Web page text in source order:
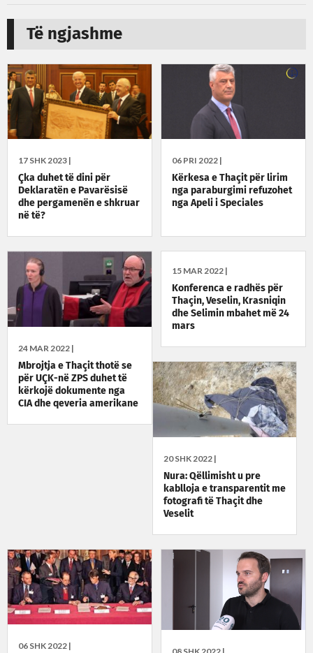
Të ngjashme
17 SHK 2023 |
Çka duhet të dini për
Deklaratën e Pavarësisë
dhe pergamenën e shkruar
në të?
06 PRI 2022 |
Kërkesa e Thaçit për lirim
nga paraburgimi refuzohet
nga Apeli i Speciales
24 MAR 2022 |
Mbrojtja e Thaçit thotë se
për UÇK-në ZPS duhet të
kërkojë dokumente nga
CIA dhe qeveria amerikane
15 MAR 2022 |
Konferenca e radhës për
Thaçin, Veselin, Krasniqin
dhe Selimin mbahet më 24
mars
20 SHK 2022 |
Nura: Qëllimisht u pre
kablloja e transparentit me
fotografi të Thaçit dhe
Veselit
06 SHK 2022 |